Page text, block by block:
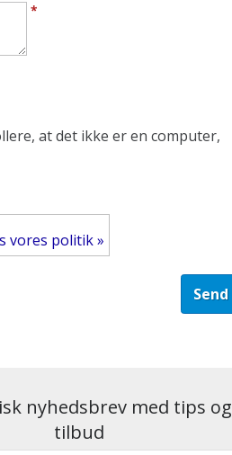
*
at det ikke er en computer,
vores politik »
nyhedsbrev med tips og
tilbud